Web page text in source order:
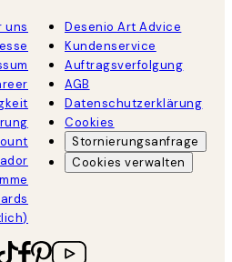
uns
Desenio Art Advice
Kundenservice
Auftragsverfolgung
AGB
Datenschutzerklärung
Cookies
Stornierungsanfrage
Cookies verwalten